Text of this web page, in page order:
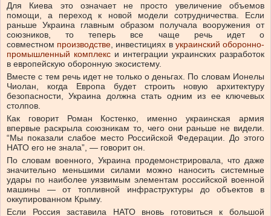
Для Киева это означает не просто увеличение объемов
помощи, а переход к новой модели сотрудничества. Если
раньше Украина главным образом получала вооружения от
союзников, то теперь все чаще речь идет о
совместном производстве, инвестициях в украинский оборонно-
промышленный комплекс и интеграции украинских разработок
в европейскую оборонную экосистему.
Вместе с тем речь идет не только о деньгах. По словам Ионелы
Чиолан, когда Европа будет строить новую архитектуру
безопасности, Украина должна стать одним из ее ключевых
столпов.
Как говорит Роман Костенко, именно украинская армия
впервые раскрыла союзникам то, чего они раньше не видели.
“Мы показали слабое место Российской Федерации. До этого
НАТО его не знала”, — говорит он.
По словам военного, Украина продемонстрировала, что даже
значительно меньшими силами можно наносить системные
удары по наиболее уязвимым элементам российской военной
машины — от топливной инфраструктуры до объектов в
оккупированном Крыму.
Если Россия заставила НАТО вновь готовиться к большой